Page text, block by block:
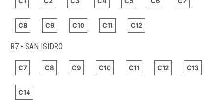
C8 C9 C10 C11 C12
R7 - SAN ISIDRO
C7 C8 C9 C10 C11 C12 C13
C14